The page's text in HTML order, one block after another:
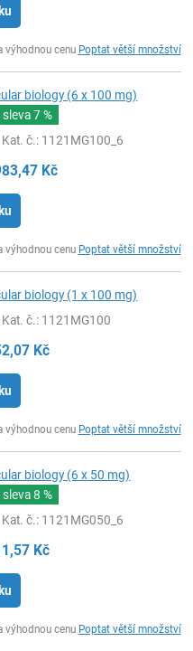
výhodnou cenu Poptat větší množství
biology (6 x 100 mg)
sleva7 %
Kat. č.: 1121MG100_6
Kč
výhodnou cenu Poptat větší množství
biology (1 x 100 mg)
Kat. č.: 1121MG100
Kč
výhodnou cenu Poptat větší množství
biology (6 x 50 mg)
sleva8 %
Kat. č.: 1121MG050_6
Kč
výhodnou cenu Poptat větší množství